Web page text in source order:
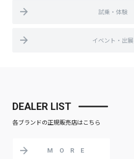
試乗・体験
イベント・出展
DEALER LIST
各ブランドの正規販売店はこちら
MORE